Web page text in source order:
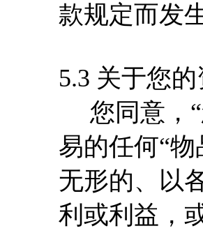
款规定而发
5.3 关于您
您同意，“
易的任何“
无形的、以
利或利益，